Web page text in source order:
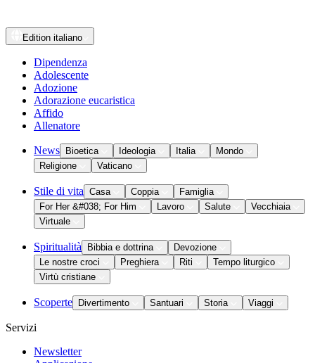
Edition italiano
Dipendenza
Adolescente
Adozione
Adorazione eucaristica
Affido
Allenatore
News Bioetica Ideologia Italia
Mondo
Religione
Vaticano
Stile di vita Casa Coppia
Famiglia
For Her &#038; For Him
Lavoro Salute
Vecchiaia
Virtuale
Spiritualità Bibbia e dottrina
Devozione
Le nostre croci
Preghiera Riti
Tempo liturgico
Virtù cristiane
Scoperte Divertimento Santuari Storia Viaggi
Servizi
Newsletter